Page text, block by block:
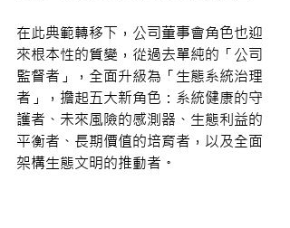
在此典範轉移下，公司董事會角色也迎
來根本性的質變，從過去單純的「公司
監督者」，全面升級為「生態系統治理
者」，擔起五大新角色：系統健康的守
護者、未來風險的感測器、生態利益的
平衡者、長期價值的培育者，以及全面
架構生態文明的推動者。